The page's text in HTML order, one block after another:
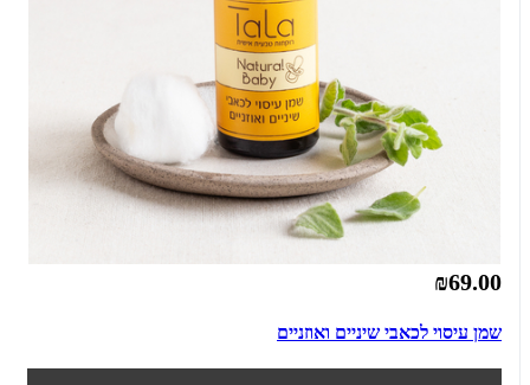
₪69.00
שמן עיסוי לכאבי שיניים ואוזניים